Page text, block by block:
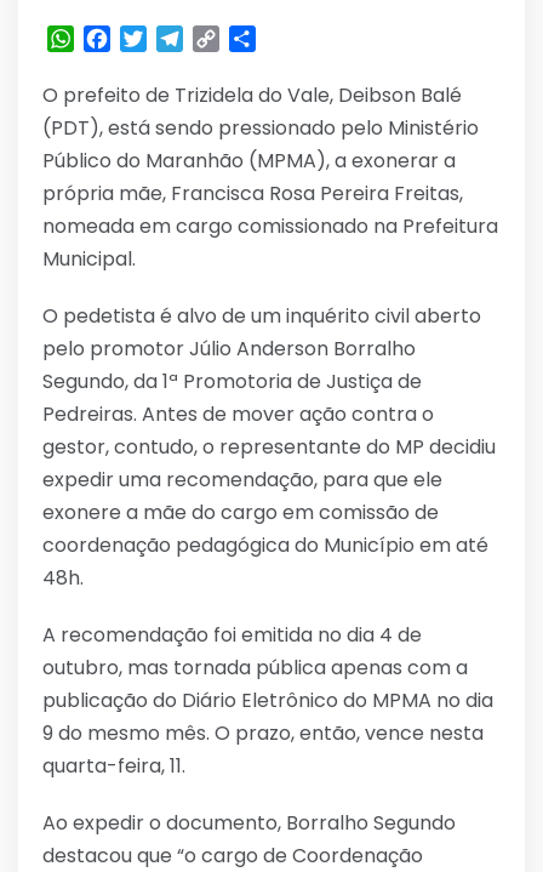
WhatsApp
Facebook
TwitterTelegram
Copy
O prefeito de Trizidela do Vale, Deibson Balé
(PDT), está sendo pressionado pelo Ministério
Público do Maranhão (MPMA), a exonerar a
própria mãe, Francisca Rosa Pereira Freitas,
nomeada em cargo comissionado na Prefeitura
Municipal.
O pedetista é alvo de um inquérito civil aberto
pelo promotor Júlio Anderson Borralho
Segundo, da 1ª Promotoria de Justiça de
Pedreiras. Antes de mover ação contra o
gestor, contudo, o representante do MP decidiu
expedir uma recomendação, para que ele
exonere a mãe do cargo em comissão de
coordenação pedagógica do Município em até
48h.
A recomendação foi emitida no dia 4 de
outubro, mas tornada pública apenas com a
publicação do Diário Eletrônico do MPMA no dia
9 do mesmo mês. O prazo, então, vence nesta
quarta-feira, 11.
Ao expedir o documento, Borralho Segundo
destacou que “o cargo de Coordenação